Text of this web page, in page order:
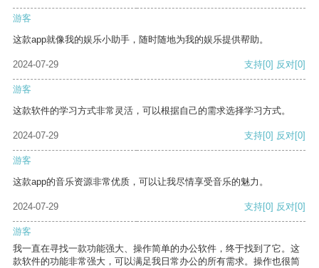
游客
这款app就像我的娱乐小助手，随时随地为我的娱乐提供帮助。
2024-07-29 支持[0] 反对[0]
游客
这款软件的学习方式非常灵活，可以根据自己的需求选择学习方式。
2024-07-29 支持[0] 反对[0]
游客
这款app的音乐资源非常优质，可以让我尽情享受音乐的魅力。
2024-07-29 支持[0] 反对[0]
游客
我一直在寻找一款功能强大、操作简单的办公软件，终于找到了它。这
款软件的功能非常强大，可以满足我日常办公的所有需求。操作也很简